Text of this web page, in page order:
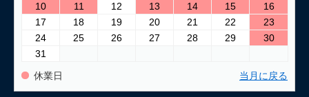
10
11 12 13 14 15
16
17
18 19 20 21 22
23
24
25 26 27 28 29
30
31
休業日 当月に戻る